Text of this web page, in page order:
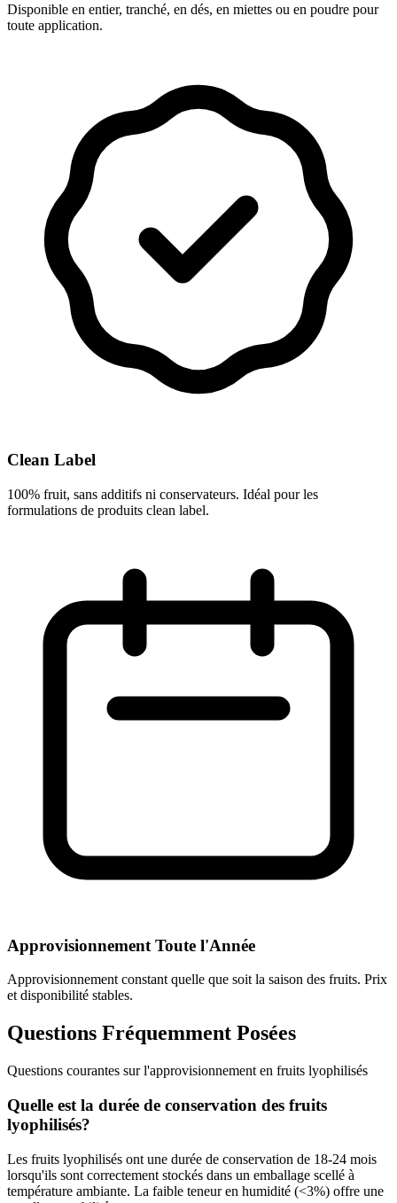
Disponible en entier, tranché, en dés, en miettes ou en poudre pour
toute application.
Clean Label
100% fruit, sans additifs ni conservateurs. Idéal pour les
formulations de produits clean label.
Approvisionnement Toute l'Année
Approvisionnement constant quelle que soit la saison des fruits. Prix
et disponibilité stables.
Questions Fréquemment Posées
Questions courantes sur l'approvisionnement en fruits lyophilisés
Quelle est la durée de conservation des fruits
lyophilisés?
Les fruits lyophilisés ont une durée de conservation de 18-24 mois
lorsqu'ils sont correctement stockés dans un emballage scellé à
température ambiante. La faible teneur en humidité (<3%) offre une